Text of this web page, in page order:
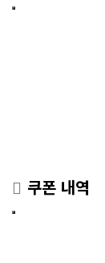
쿠폰 내역